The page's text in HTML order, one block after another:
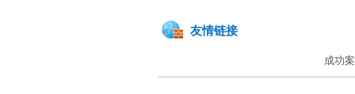
友情链接
成功